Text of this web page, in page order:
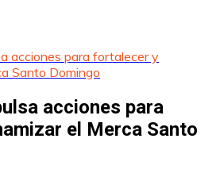
acciones para fortalecer y
Santo Domingo
acciones para
el Merca Santo